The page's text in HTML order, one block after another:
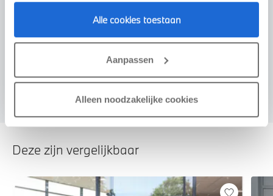
Alle cookies toestaan
Aanpassen
Alleen noodzakelijke cookies
Deze zijn vergelijkbaar